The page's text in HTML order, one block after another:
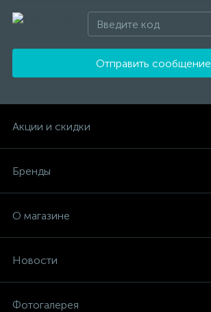
Отправить сообщение
Акции и скидки
Бренды
О магазине
Новости
Фотогалерея